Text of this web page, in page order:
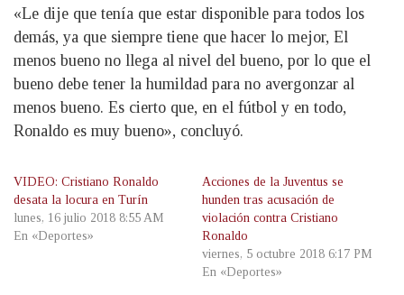
«Le dije que tenía que estar disponible para todos los
demás, ya que siempre tiene que hacer lo mejor, El
menos bueno no llega al nivel del bueno, por lo que el
bueno debe tener la humildad para no avergonzar al
menos bueno. Es cierto que, en el fútbol y en todo,
Ronaldo es muy bueno», concluyó.
VIDEO: Cristiano Ronaldo
desata la locura en Turín
lunes, 16 julio 2018 8:55 AM
En «Deportes»
Acciones de la Juventus se
hunden tras acusación de
violación contra Cristiano
Ronaldo
viernes, 5 octubre 2018 6:17 PM
En «Deportes»